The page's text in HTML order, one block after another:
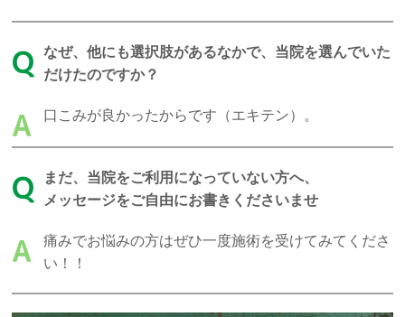
Q
なぜ、他にも選択肢があるなかで、当院を選んでいた
だけたのですか？
A 口こみが良かったからです（エキテン）。
Q
まだ、当院をご利用になっていない方へ、
メッセージをご自由にお書きくださいませ
A
痛みでお悩みの方はぜひ一度施術を受けてみてくださ
い！！